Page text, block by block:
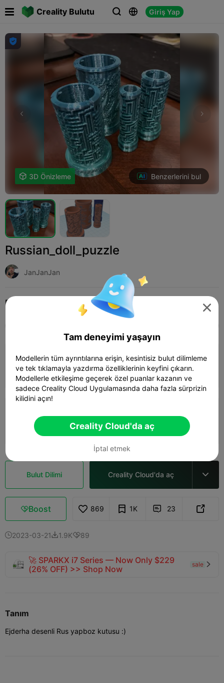
Creality Bulutu   Giriş Yap
 

 3D Önizleme Benzerlerini bul
Russian_doll_puzzle
JanJanJan
Print Settings (2) Ekle Toys & Games Board Games & Card Games 
0.2mm layer, 2 walls, 15% infill
 05h 37m  1 plates  60.45g
 04h 02m  1 plates 70.43g
Bulut Dilimi Creality Cloud'da aç 
Boost 869 1K  23 
2023-03-211.9K89
🚀 SPARKX i7 Series — Now Only $229
(26% OFF) >> Shop Now
sale 
Tanım
Ejderha desenli Rus yapboz kutusu :)

Tam deneyimi yaşayın
Modellerin tüm ayrıntılarına erişin, kesintisiz bulut dilimleme
ve tek tıklamayla yazdırma özelliklerinin keyfini çıkarın.
Modellerle etkileşime geçerek özel puanlar kazanın ve
sadece Creality Cloud Uygulamasında daha fazla sürprizin
kilidini açın!
Creality Cloud'da aç
İptal etmek